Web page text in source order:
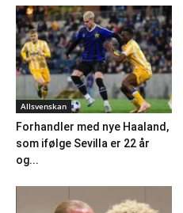
Allsvenskan
Forhandler med nye Haaland,
som ifølge Sevilla er 22 år
og...